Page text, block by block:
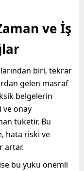
ve İş
biri, tekrar
gelen masraf
belgelerin
ve onay
tüketir. Bu
hata riski ve
artar.
bu yükü önemli